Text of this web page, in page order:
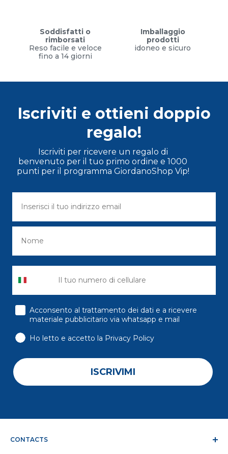
Soddisfatti o
rimborsati
Reso facile e veloce
fino a 14 giorni
Imballaggio
prodotti
idoneo e sicuro
Iscriviti e ottieni doppio
regalo!
Iscriviti per ricevere un regalo di
benvenuto per il tuo primo ordine e 1000
punti per il programma GiordanoShop Vip!
consenso
Acconsento al trattamento dei dati e a ricevere
materiale pubblicitario via whatsapp e mail
Ho letto e accetto la Privacy Policy
ISCRIVIMI
CONTACTS